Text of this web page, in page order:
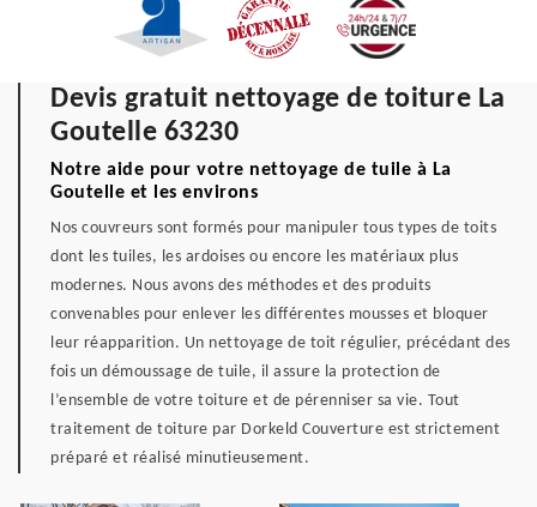
Devis gratuit nettoyage de toiture La
Goutelle 63230
Notre aide pour votre nettoyage de tuile à La
Goutelle et les environs
Nos couvreurs sont formés pour manipuler tous types de toits
dont les tuiles, les ardoises ou encore les matériaux plus
modernes. Nous avons des méthodes et des produits
convenables pour enlever les différentes mousses et bloquer
leur réapparition. Un nettoyage de toit régulier, précédant des
fois un démoussage de tuile, il assure la protection de
l’ensemble de votre toiture et de pérenniser sa vie. Tout
traitement de toiture par Dorkeld Couverture est strictement
préparé et réalisé minutieusement.